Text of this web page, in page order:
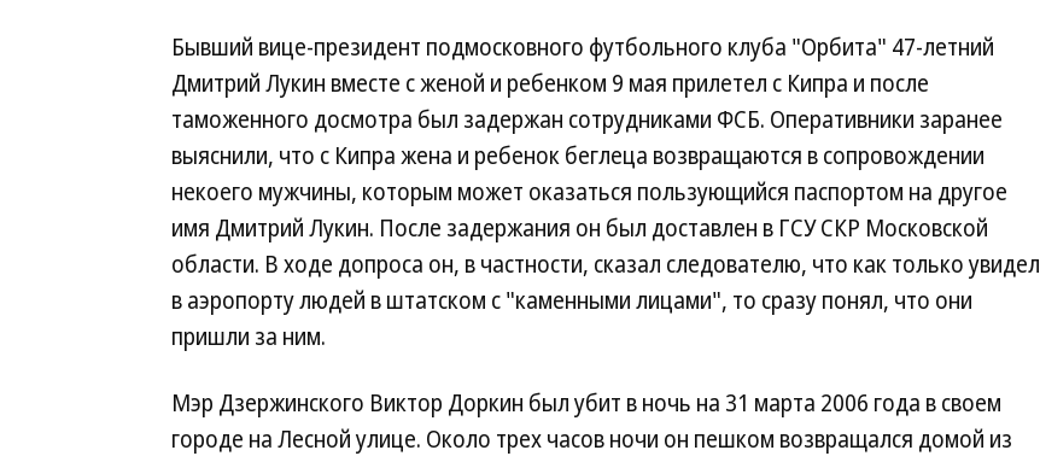
Бывший вице-президент подмосковного футбольного клуба "Орбита" 47-летний
Дмитрий Лукин вместе с женой и ребенком 9 мая прилетел с Кипра и после
таможенного досмотра был задержан сотрудниками ФСБ. Оперативники заранее
выяснили, что с Кипра жена и ребенок беглеца возвращаются в сопровождении
некоего мужчины, которым может оказаться пользующийся паспортом на другое
имя Дмитрий Лукин. После задержания он был доставлен в ГСУ СКР Московской
области. В ходе допроса он, в частности, сказал следователю, что как только увидел
в аэропорту людей в штатском с "каменными лицами", то сразу понял, что они
пришли за ним.
Мэр Дзержинского Виктор Доркин был убит в ночь на 31 марта 2006 года в своем
городе на Лесной улице. Около трех часов ночи он пешком возвращался домой из